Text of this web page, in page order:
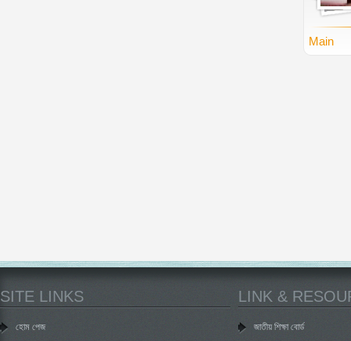
Main
SITE LINKS
হোম পেজ
LINK &
জাতীয় শিক্ষা বোর্ড